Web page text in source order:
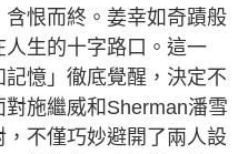
恨而終。姜幸如奇蹟般
生的十字路口。這一
憶」徹底覺醒，決定不
施繼威和Sherman潘雪
不僅巧妙避開了兩人設